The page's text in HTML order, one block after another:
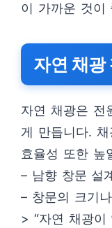
이 가까운 것이
자연 채광
자연 채광은 전
게 만듭니다.
효율성 또한 높
– 남향 창문 설
– 창문의 크기
> “자연 채광이